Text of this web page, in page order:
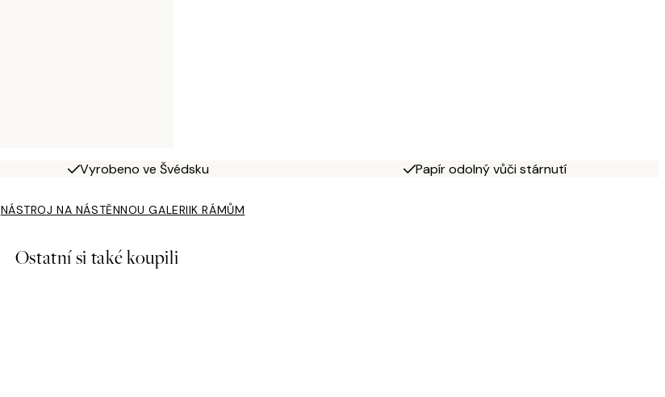
Vyrobeno ve Švédsku Papír odolný vůči stárnutí
NÁSTROJ NA NÁSTĚNNOU GALERIIK RÁMŮM
Ostatní si také koupili